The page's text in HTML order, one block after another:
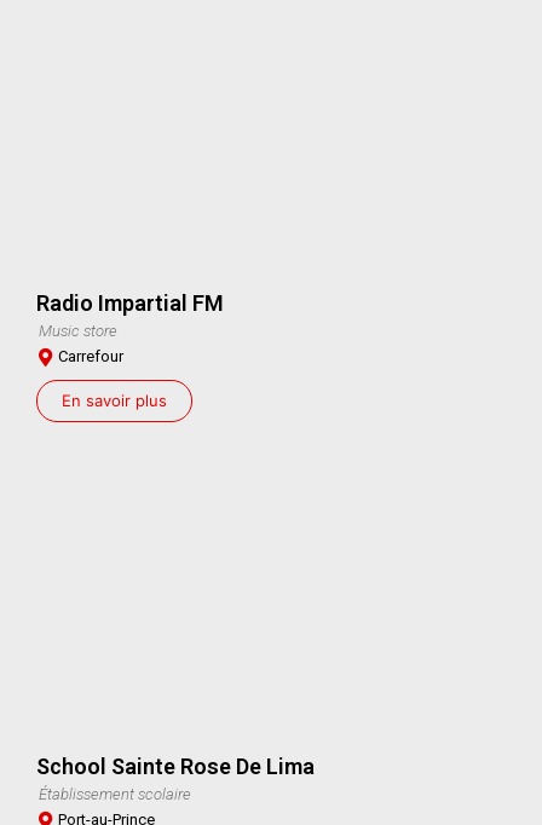
Radio Impartial FM
Music store
Carrefour
En savoir plus
School Sainte Rose De Lima
Établissement scolaire
Port-au-Prince